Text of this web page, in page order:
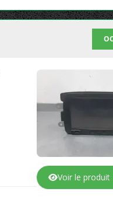
Voir le produit